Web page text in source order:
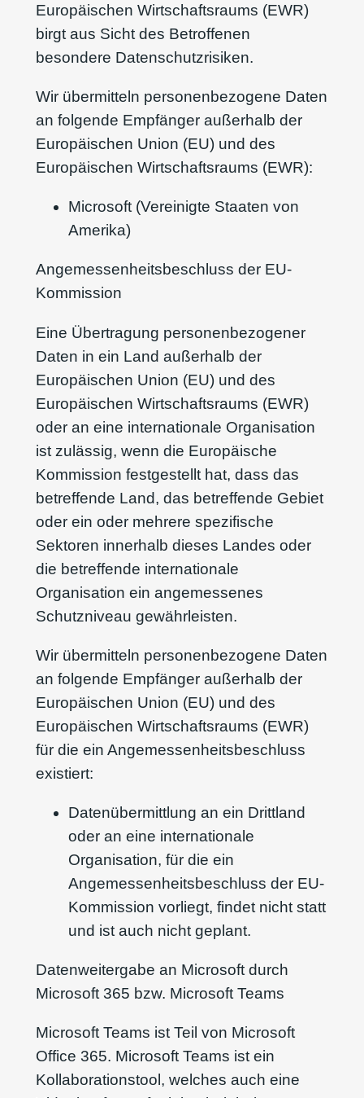
Europäischen Wirtschaftsraums (EWR)
birgt aus Sicht des Betroffenen
besondere Datenschutzrisiken.
Wir übermitteln personenbezogene Daten
an folgende Empfänger außerhalb der
Europäischen Union (EU) und des
Europäischen Wirtschaftsraums (EWR):
Microsoft (Vereinigte Staaten von
Amerika)
Angemessenheitsbeschluss der EU-
Kommission
Eine Übertragung personenbezogener
Daten in ein Land außerhalb der
Europäischen Union (EU) und des
Europäischen Wirtschaftsraums (EWR)
oder an eine internationale Organisation
ist zulässig, wenn die Europäische
Kommission festgestellt hat, dass das
betreffende Land, das betreffende Gebiet
oder ein oder mehrere spezifische
Sektoren innerhalb dieses Landes oder
die betreffende internationale
Organisation ein angemessenes
Schutzniveau gewährleisten.
Wir übermitteln personenbezogene Daten
an folgende Empfänger außerhalb der
Europäischen Union (EU) und des
Europäischen Wirtschaftsraums (EWR)
für die ein Angemessenheitsbeschluss
existiert:
Datenübermittlung an ein Drittland
oder an eine internationale
Organisation, für die ein
Angemessenheitsbeschluss der EU-
Kommission vorliegt, findet nicht statt
und ist auch nicht geplant.
Datenweitergabe an Microsoft durch
Microsoft 365 bzw. Microsoft Teams
Microsoft Teams ist Teil von Microsoft
Office 365. Microsoft Teams ist ein
Kollaborationstool, welches auch eine